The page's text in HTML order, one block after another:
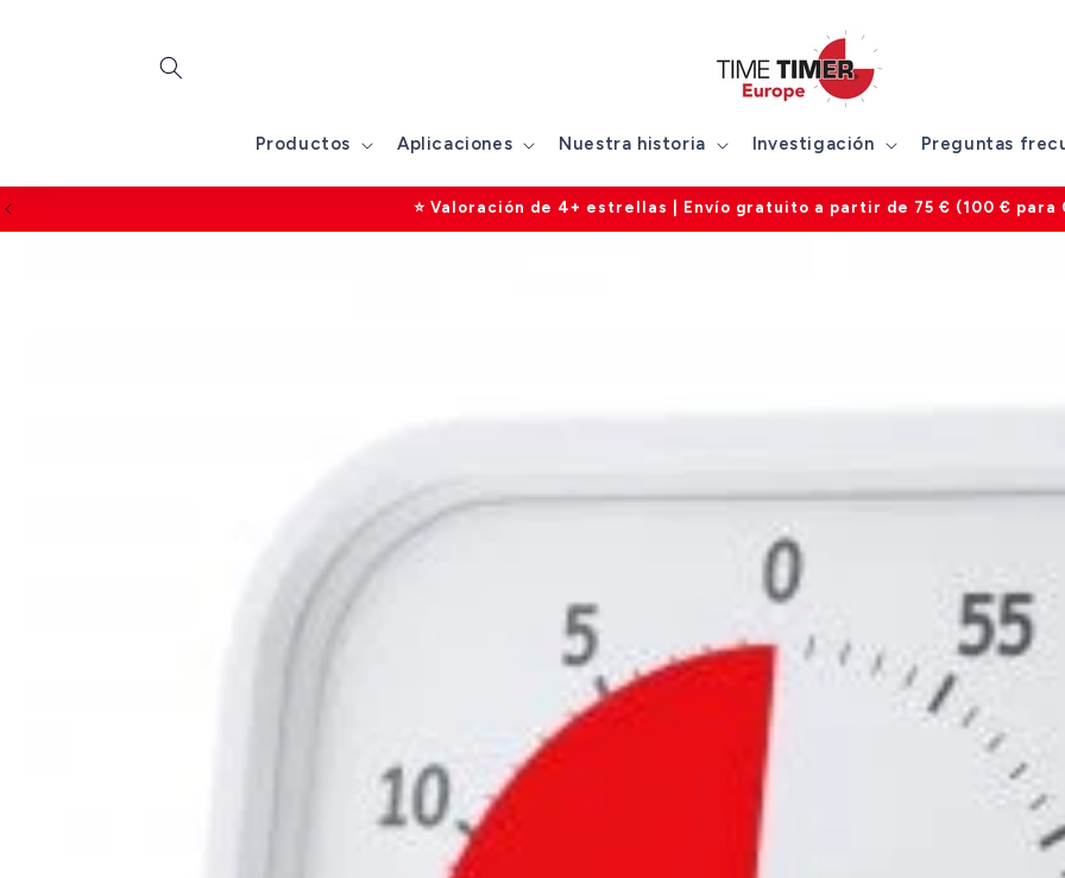
Productos Aplicaciones Nuestra historia Investigación Preguntas
2 años de garantía en todos los productos | Atención al cliente de lunes a